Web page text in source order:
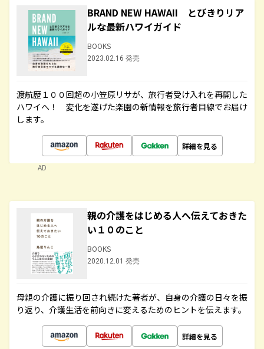
BRAND NEW HAWAII とびきりリア
ルな最新ハワイガイド
BOOKS
2023.02.16 発売
渡航歴１００回超の小笠原リサが、旅行者受け入れを再開した
ハワイへ！ 変化を遂げた楽園の新情報を旅行者目線でお届け
します。
詳細を見る
AD
親の介護をはじめる人へ伝えておきた
い１０のこと
BOOKS
2020.12.01 発売
母親の介護に振り回され続けた著者が、自身の介護の日々を振
り返り、介護生活を前向きに変えるためのヒントを伝えます。
詳細を見る